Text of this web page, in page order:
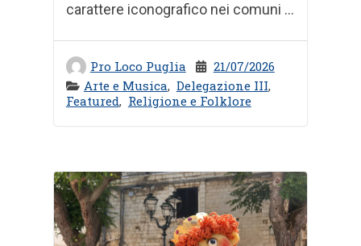
Pro Loco Puglia
21/07/2026
Arte e Musica, Delegazione III,
Featured, Religione e Folklore
carattere iconografico nei comuni ...